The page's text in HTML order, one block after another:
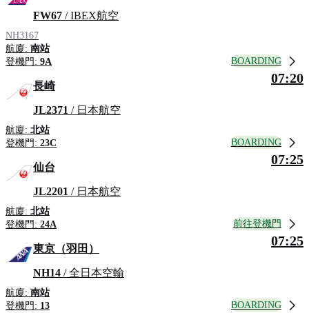
FW67 / IBEX航空
NH3167
航廈: 南站
登機門: 9A BOARDING
長崎
JL2371 / 日本航空
航廈: 北站
登機門: 23C
07:20
BOARDING
仙台
JL2201 / 日本航空
航廈: 北站
登機門: 24A
07:25
前往登機門
東京（羽田）
NH14 / 全日本空輸
航廈: 南站
登機門: 13
07:25
BOARDING